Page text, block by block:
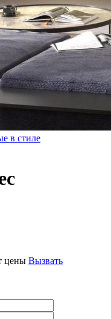
в стиле
цены Вызвать